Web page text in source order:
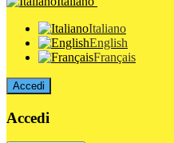
Italiano
English
Français
Accedi
Accedi